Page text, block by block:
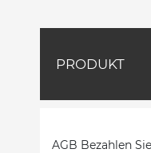
PRODUKT
AGB Bezahlen